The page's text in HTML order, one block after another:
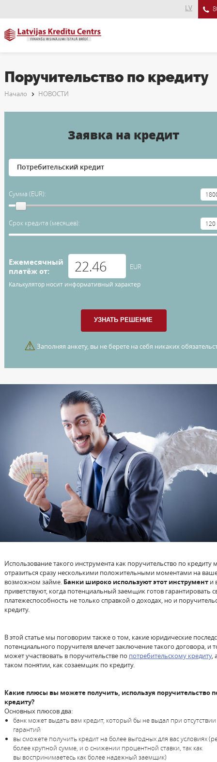
LV
Поручительство по кредиту
Начало НОВОСТИ
Заявка на кредит
Сумма (EUR):
Срок кредита (месяцев):
Ежемесячный
платёж от:
EUR
Калькулятор носит информативный характер
⚠ Заполняя анкету, вы не берете на себя никаких
Использование такого инструмента как поручительство по кредиту
отразиться сразу несколькими положительными моментами на
возможном займе. Банки широко используют этот инструмент и
приветствуют, когда потенциальный заемщик готов гарантировать
платежеспособность не только справкой о доходах, но и
кредиту.
В этой статье мы поговорим также о том, какие юридические
потенциального поручителя влечет заключение такого договора, и
может участвовать в поручительстве по потребительскому кредиту,
таком понятии, как созаемщик по кредиту.
Какие плюсы вы можете получить, используя поручительство
кредиту?
Основных плюсов два:
банк может выдать вам кредит, который бы не выдал при отсутствии
гарантий
вы сможете получить кредит на более выгодных для вас условиях
более крупной сумме, и о снижении процентной ставки, так как
вы воспринимаетесь как более надежный заемщик)